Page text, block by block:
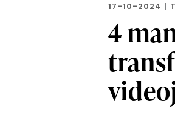
17-10-2024 |
4